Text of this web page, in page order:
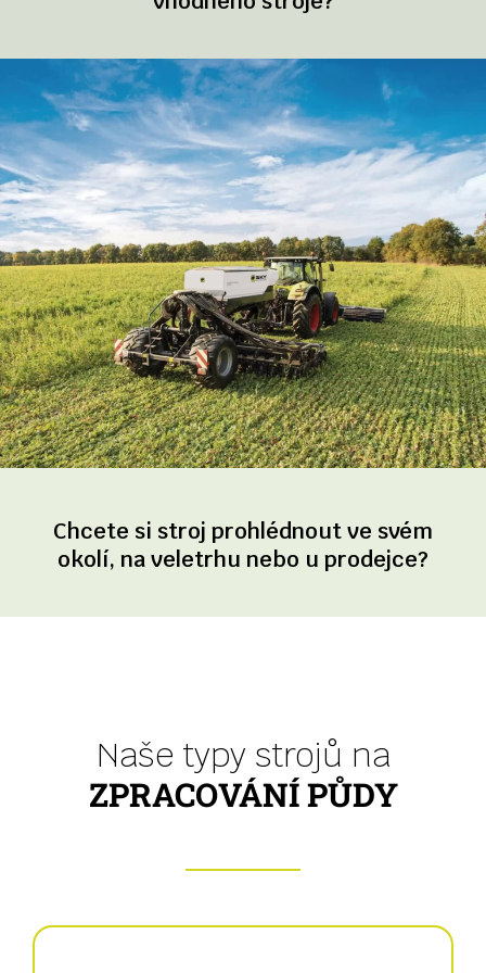
Chcete si stroj prohlédnout ve svém
okolí, na veletrhu nebo u prodejce?
Naše typy strojů na
ZPRACOVÁNÍ PŮDY